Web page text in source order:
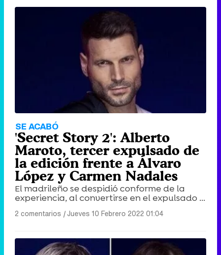
SE ACABÓ
'Secret Story 2': Alberto
Maroto, tercer expulsado de
la edición frente a Álvaro
López y Carmen Nadales
El madrileño se despidió conforme de la
experiencia, al convertirse en el expulsado ...
2 comentarios |Jueves 10 Febrero 2022 01:04